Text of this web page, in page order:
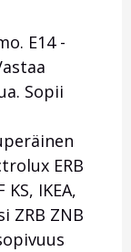
E14 -
Sopii
ERB
KS, IKEA,
ZRB ZNB